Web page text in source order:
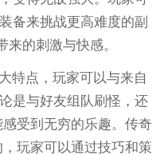
备来挑战更高难度的副
的刺激与快感。
特点，玩家可以与来自
是与好友组队刷怪，还
受到无穷的乐趣。传奇
玩家可以通过技巧和策